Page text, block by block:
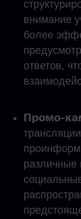
внимание
более
ответов,
Промо-
различные